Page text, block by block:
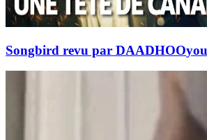
Songbird revu par DAADHOO